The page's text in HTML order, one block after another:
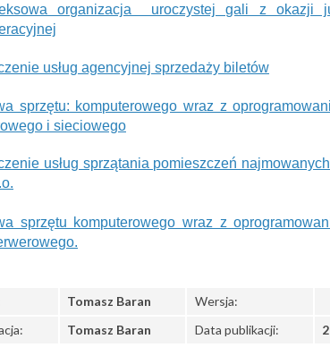
organizacja uroczystej gali z okazji
usług agencyjnej sprzedaży biletów
sprzętu: komputerowego wraz z
i sieciowego
usług sprzątania pomieszczeń
sprzętu komputerowego wraz z
Tomasz Baran Wersja:
Tomasz Baran Data publikacji: